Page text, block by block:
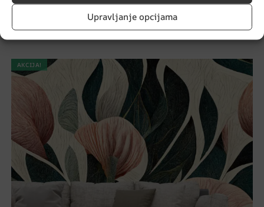
Upravljanje opcijama
Cvjetna zidna grafika
€19.87 €14.90
AKCIJA!